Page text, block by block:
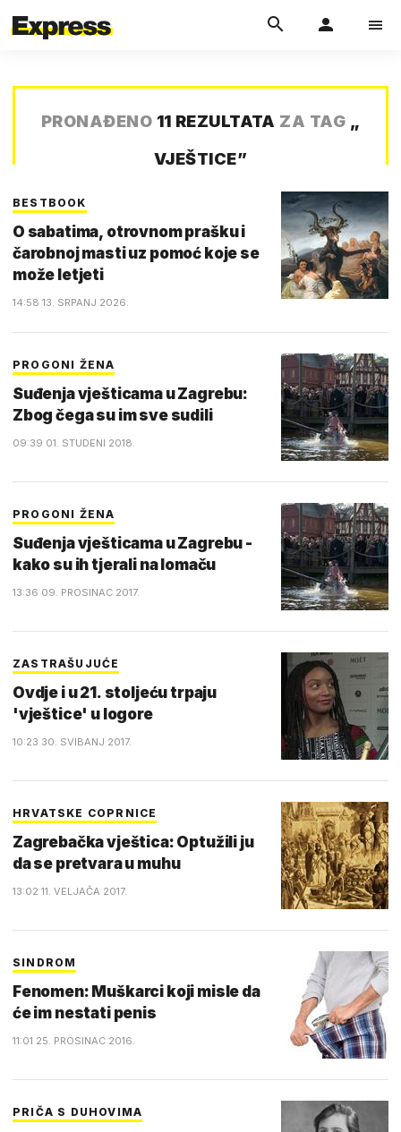
PRONAĐENO 11 REZULTATA ZA TAG „
VJEŠTICE”
BESTBOOK
O sabatima, otrovnom prašku i
čarobnoj masti uz pomoć koje se
može letjeti
14:58 13. SRPANJ 2026.
PROGONI ŽENA
Suđenja vješticama u Zagrebu:
Zbog čega su im sve sudili
09:39 01. STUDENI 2018.
PROGONI ŽENA
Suđenja vješticama u Zagrebu -
kako su ih tjerali na lomaču
13:36 09. PROSINAC 2017.
ZASTRAŠUJUĆE
Ovdje i u 21. stoljeću trpaju
'vještice' u logore
10:23 30. SVIBANJ 2017.
HRVATSKE COPRNICE
Zagrebačka vještica: Optužili ju
da se pretvara u muhu
13:02 11. VELJAČA 2017.
SINDROM
Fenomen: Muškarci koji misle da
će im nestati penis
11:01 25. PROSINAC 2016.
PRIČA S DUHOVIMA